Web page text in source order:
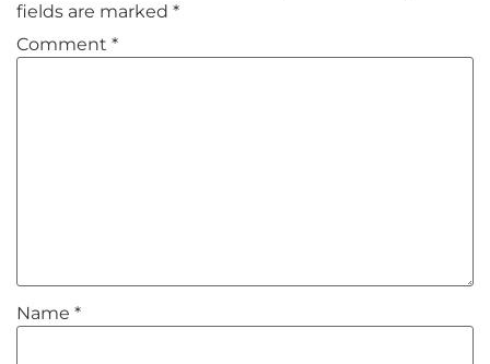
fields are marked *
Comment *
Name *